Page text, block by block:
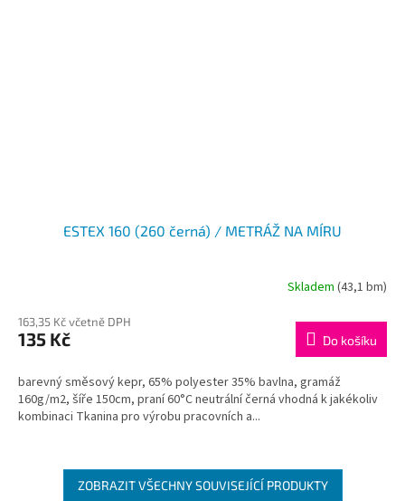
ESTEX 160 (260 černá) / METRÁŽ NA MÍRU
Skladem (43,1 bm)
163,35 Kč včetně DPH
135 Kč Do košíku
barevný směsový kepr, 65% polyester 35% bavlna, gramáž
160g/m2, šíře 150cm, praní 60°C neutrální černá vhodná k jakékoliv
kombinaci Tkanina pro výrobu pracovních a...
ZOBRAZIT VŠECHNY SOUVISEJÍCÍ PRODUKTY